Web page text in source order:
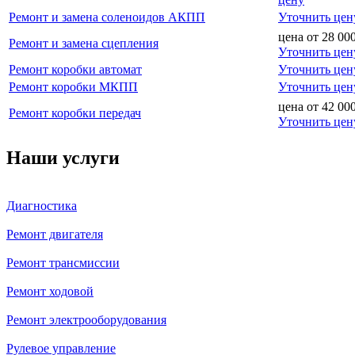
Ремонт и замена соленоидов АКПП
Уточнить
Ремонт и замена сцепления
цена от 28
Уточнить
Ремонт коробки автомат
Уточнить
Ремонт коробки МКПП
Уточнить
Ремонт коробки передач
цена от 42
Уточнить
Наши услуги
Диагностика
Ремонт двигателя
Ремонт трансмиссии
Ремонт ходовой
Ремонт электрооборудования
Рулевое управление